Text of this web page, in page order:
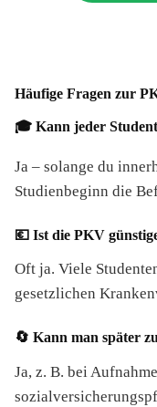
Häufige Fragen zur
🎓 Kann jeder
Ja – solange du
Studienbeginn die
💶 Ist die PKV
Oft ja. Viele
gesetzlichen
🔄 Kann man später
Ja, z. B. bei